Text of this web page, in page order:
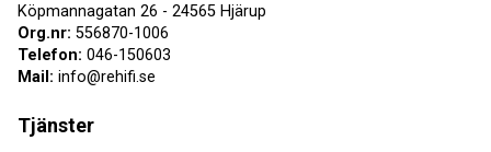
Köpmannagatan 26 - 24565 Hjärup
Org.nr: 556870-1006
Telefon: 046-150603
Mail: info@rehifi.se
Tjänster